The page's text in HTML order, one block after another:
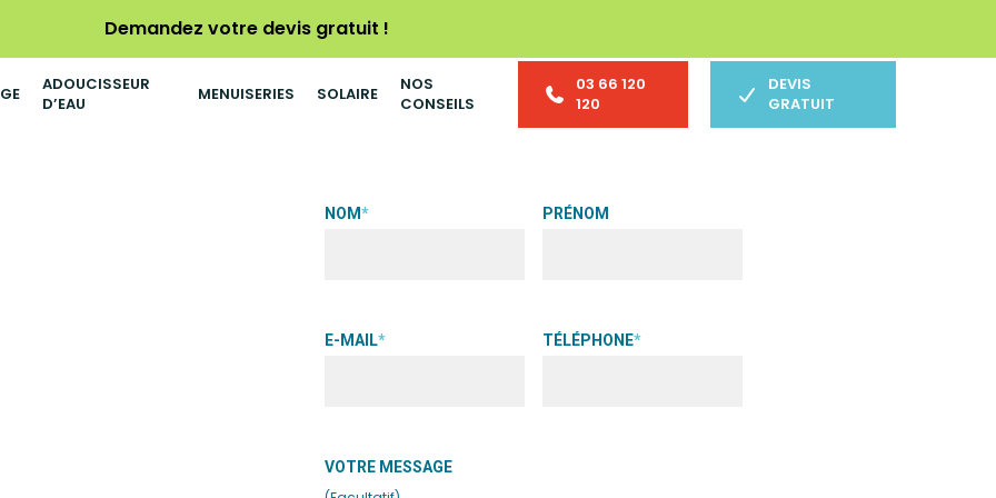
Demandez votre devis gratuit !
ADOUCISSEUR
D’EAU
MENUISERIES SOLAIRE
NOS
CONSEILS
03 66 120
120
DEVIS
GRATUIT
NOM* PRÉNOM
E-MAIL* TÉLÉPHONE*
VOTRE MESSAGE